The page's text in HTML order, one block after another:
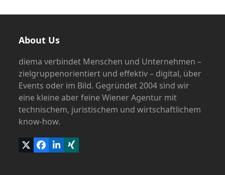
About Us
diema verbindet Menschen und Unternehmen –
zielgruppenorientiert und effektiv – digital, über
Events oder im Bild. Gegründet 2004 sind wir
eine kleine aber feine Wiener Agentur mit
technischem, juristischem und wirtschaftlichem
know-how.
TwitterFacebook
LinkedIn
Xing